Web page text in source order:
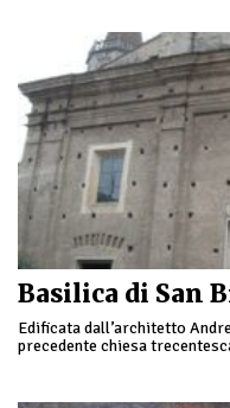
Basilica di San
Edificata dall’architetto
precedente chiesa